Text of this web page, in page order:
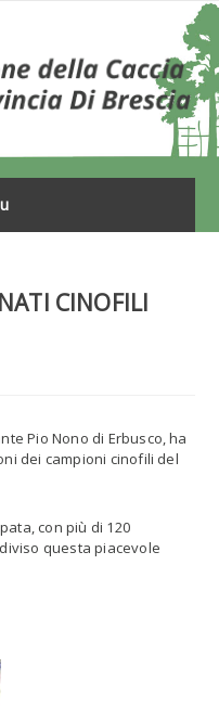
CINOFILI
Pio Nono di Erbusco, ha
dei campioni cinofili del
con più di 120
questa piacevole